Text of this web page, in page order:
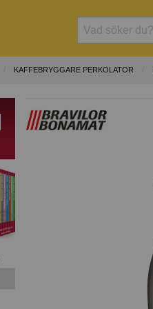
KAFFEBRYGGARE PERKOLATOR